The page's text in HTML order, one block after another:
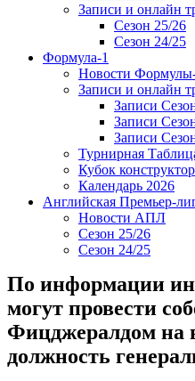
Записи и онлайн
Сезон 25/26
Сезон 24/25
Формула-1
Новости
Записи и онлайн
Записи
Записи
Записи
Турнирная
Кубок
Календарь 2026
Английская Премьер-
Новости АПЛ
Сезон 25/26
Сезон 24/25
По информации
могут провести
Фицджералдом на
должность